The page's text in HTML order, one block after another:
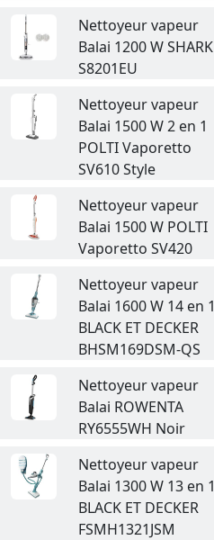
Nettoyeur vapeur
Balai 1200 W SHARK
S8201EU
Nettoyeur vapeur
Balai 1500 W 2 en 1
POLTI Vaporetto
SV610 Style
Nettoyeur vapeur
Balai 1500 W POLTI
Vaporetto SV420
Nettoyeur vapeur
Balai 1600 W 14 en 1
BLACK ET DECKER
BHSM169DSM-QS
Nettoyeur vapeur
Balai ROWENTA
RY6555WH Noir
Nettoyeur vapeur
Balai 1300 W 13 en 1
BLACK ET DECKER
FSMH1321JSM